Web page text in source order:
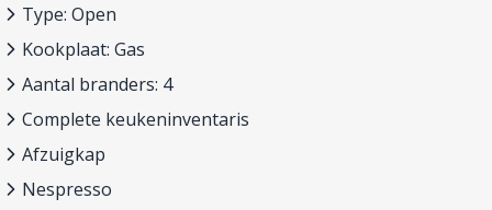
Type: Open
Kookplaat: Gas
Aantal branders: 4
Complete keukeninventaris
Afzuigkap
Nespresso